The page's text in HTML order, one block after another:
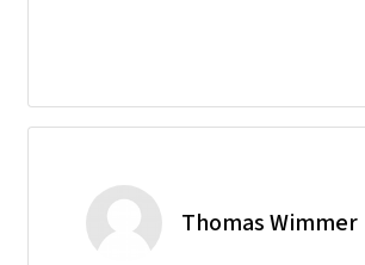
Thomas Wimmer